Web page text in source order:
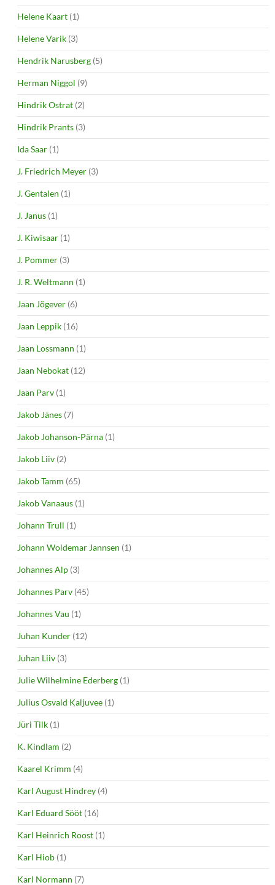
Helene Kaart (1)
Helene Varik (3)
Hendrik Narusberg (5)
Herman Niggol (9)
Hindrik Ostrat (2)
Hindrik Prants (3)
Ida Saar (1)
J. Friedrich Meyer (3)
J. Gentalen (1)
J. Janus (1)
J. Kiwisaar (1)
J. Pommer (3)
J. R. Weltmann (1)
Jaan Jõgever (6)
Jaan Leppik (16)
Jaan Lossmann (1)
Jaan Nebokat (12)
Jaan Parv (1)
Jakob Jänes (7)
Jakob Johanson-Pärna (1)
Jakob Liiv (2)
Jakob Tamm (65)
Jakob Vanaaus (1)
Johann Trull (1)
Johann Woldemar Jannsen (1)
Johannes Alp (3)
Johannes Parv (45)
Johannes Vau (1)
Juhan Kunder (12)
Juhan Liiv (3)
Julie Wilhelmine Ederberg (1)
Julius Osvald Kaljuvee (1)
Jüri Tilk (1)
K. Kindlam (2)
Kaarel Krimm (4)
Karl August Hindrey (4)
Karl Eduard Sööt (16)
Karl Heinrich Roost (1)
Karl Hiob (1)
Karl Normann (7)